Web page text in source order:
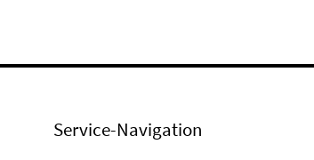
Service-Navigation